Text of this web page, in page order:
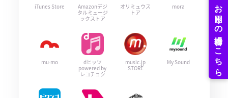
iTunes Store
Amazonデジ
タルミュージ
ックストア
オリミュウス
トア
mora
mu-mo
dヒッツ
powered by
レコチョク
music.jp
STORE
My Sound